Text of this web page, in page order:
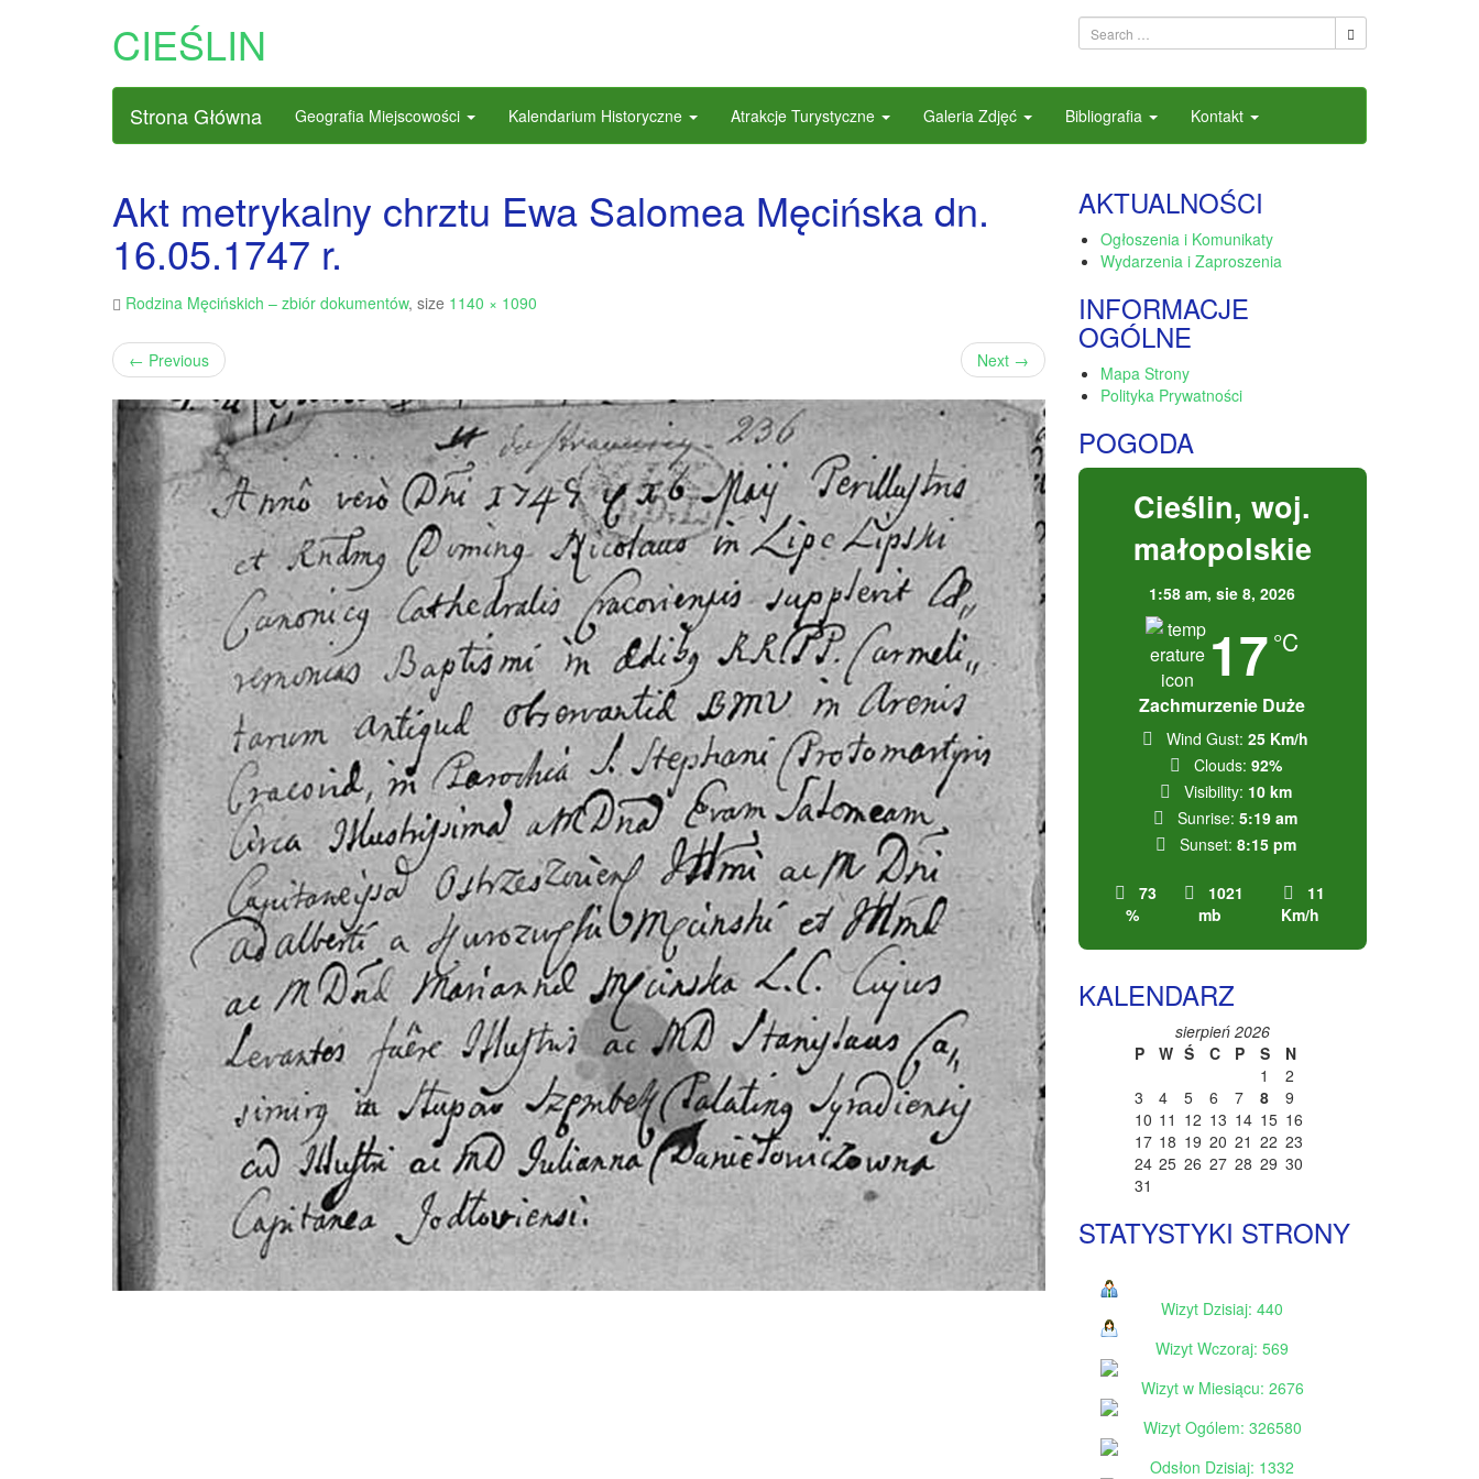
CIEŚLIN
Strona Główna Geografia Miejscowości Kalendarium Historyczne Atrakcje Turystyczne Galeria Zdjęć Bibliografia Kontakt
Akt metrykalny chrztu Ewa Salomea Męcińska dn.
16.05.1747 r.
Rodzina Męcińskich – zbiór dokumentów, size 1140 × 1090
← Previous Next →
AKTUALNOŚCI
Ogłoszenia i Komunikaty
Wydarzenia i Zaproszenia
INFORMACJE
OGÓLNE
Mapa Strony
Polityka Prywatności
POGODA
Cieślin, woj.
małopolskie
1:58 am,sie 8, 2026
17 °C
Zachmurzenie Duże
73
%
1021
mb
11
Km/h
Wind Gust: 25 Km/h
Clouds: 92%
Visibility: 10 km
Sunrise: 5:19 am
Sunset: 8:15 pm
KALENDARZ
sierpień 2026
P
W Ś C P S
N
1
2
3
4 5 6 7 8
9
10 11 12 13 14 15 16
17 18 19 20 21 22 23
24 25 26 27 28 29 30
31
STATYSTYKI STRONY
Wizyt Dzisiaj: 440
Wizyt Wczoraj: 569
Wizyt w Miesiącu: 2676
Wizyt Ogólem: 326580
Odsłon Dzisiaj: 1332